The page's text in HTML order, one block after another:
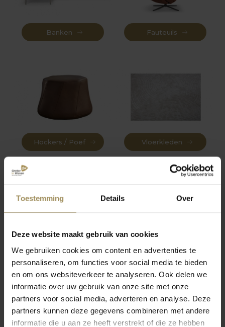
Toestemming Details Over
Deze website maakt gebruik van cookies
We gebruiken cookies om content en advertenties te
personaliseren, om functies voor social media te bieden
en om ons websiteverkeer te analyseren. Ook delen we
informatie over uw gebruik van onze site met onze
partners voor social media, adverteren en analyse. Deze
partners kunnen deze gegevens combineren met andere
informatie die u aan ze heeft verstrekt of die ze hebben
Banken Fauteuils
Hockers / Poef Vloerkleden
Bijzettafel